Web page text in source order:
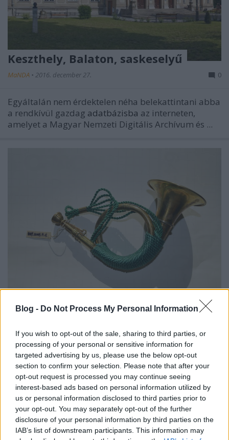
Blog - Do Not Process My Personal Information
If you wish to opt-out of the sale, sharing to third parties, or
processing of your personal or sensitive information for
targeted advertising by us, please use the below opt-out
section to confirm your selection. Please note that after your
opt-out request is processed you may continue seeing
interest-based ads based on personal information utilized by
us or personal information disclosed to third parties prior to
your opt-out. You may separately opt-out of the further
disclosure of your personal information by third parties on the
IAB’s list of downstream participants. This information may
Keszthely, Balaton, saskeselyű
MaNDA • 2016. december 27. 0
Egyáltalán nem érdektelen néha belekattintani abba
a rendkívül gazdag adatbázisba az interneten,
amelyet a Magyar Nemzeti Digitális Archívum és ...
Jósa András Múzeum, Nyíregyháza
Egyáltalán nem érdektelen néha belekattintani abba
a rendkívül gazdagadatbázisba az interneten,
amelyet a Magyar Nemzeti Digitális Archívum és ...